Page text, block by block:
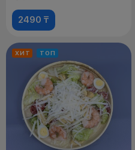
2490 ₸
ХИТ ТОП